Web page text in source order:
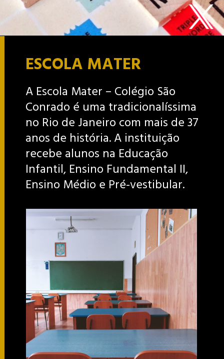
ESCOLA MATER
A Escola Mater – Colégio São
Conrado é uma tradicionalíssima
no Rio de Janeiro com mais de 37
anos de história. A instituição
recebe alunos na Educação
Infantil, Ensino Fundamental II,
Ensino Médio e Pré-vestibular.